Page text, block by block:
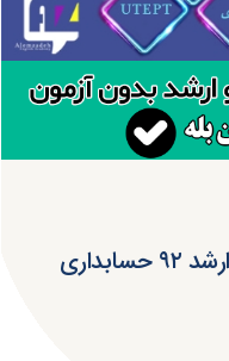
دانلود سوالات و کلید کنکور ارشد ۹۲ حسابداری